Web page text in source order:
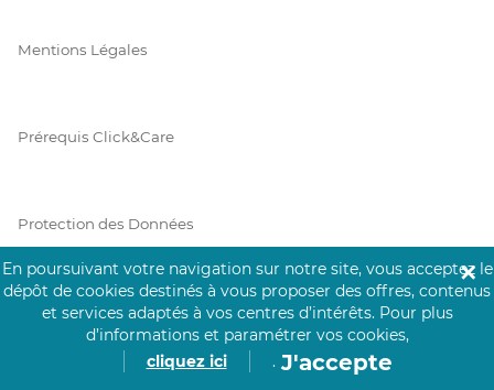
Mentions Légales
Prérequis Click&Care
Protection des Données
Vie Privée
En poursuivant votre navigation sur notre site, vous acceptez le
dépôt de cookies destinés à vous proposer des offres, contenus
et services adaptés à vos centres d’intérêts. Pour plus
d’informations et paramétrer vos cookies,
cliquez ici
. J'accepte
✕